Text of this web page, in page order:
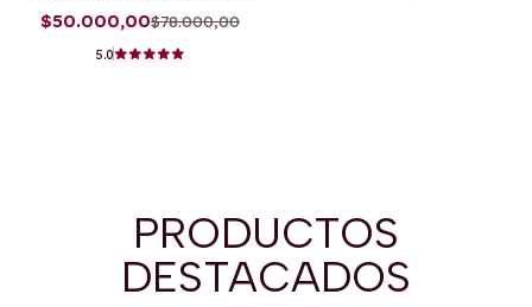
$50.000,00$78.000,00
5.0
PRODUCTOS
DESTACADOS